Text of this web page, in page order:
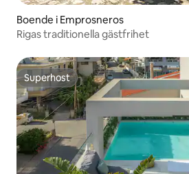
Boende i Emprosneros
Rigas traditionella gästfrihet
Superhost
Superhost